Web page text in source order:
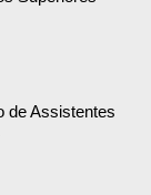
de Assistentes